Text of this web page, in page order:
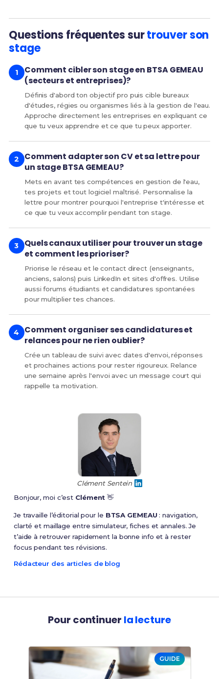
Questions fréquentes surtrouver son
stage
Comment cibler son stage en BTSA GEMEAU
(secteurs et entreprises)?
Définis d'abord ton objectif pro puis cible bureaux
d'études, régies ou organismes liés à la gestion de l'eau.
Approche directement les entreprises en expliquant ce
que tu veux apprendre et ce que tu peux apporter.
Comment adapter son CV et sa lettre pour
un stage BTSA GEMEAU?
Mets en avant tes compétences en gestion de l'eau,
tes projets et tout logiciel maîtrisé. Personnalise la
lettre pour montrer pourquoi l'entreprise t'intéresse et
ce que tu veux accomplir pendant ton stage.
Quels canaux utiliser pour trouver un stage
et comment les prioriser?
Priorise le réseau et le contact direct (enseignants,
anciens, salons) puis LinkedIn et sites d'offres. Utilise
aussi forums étudiants et candidatures spontanées
pour multiplier tes chances.
Comment organiser ses candidatures et
relances pour ne rien oublier?
Crée un tableau de suivi avec dates d'envoi, réponses
et prochaines actions pour rester rigoureux. Relance
une semaine après l'envoi avec un message court qui
rappelle ta motivation.
Clément Sentein
Bonjour, moi c’est Clément 👋
Je travaille l’éditorial pour le BTSA GEMEAU: navigation,
clarté et maillage entre simulateur, fiches et annales. Je
t’aide à retrouver rapidement la bonne info et à rester
focus pendant tes révisions.
Rédacteur des articles de blog
Pour continuer la lecture
GUIDE